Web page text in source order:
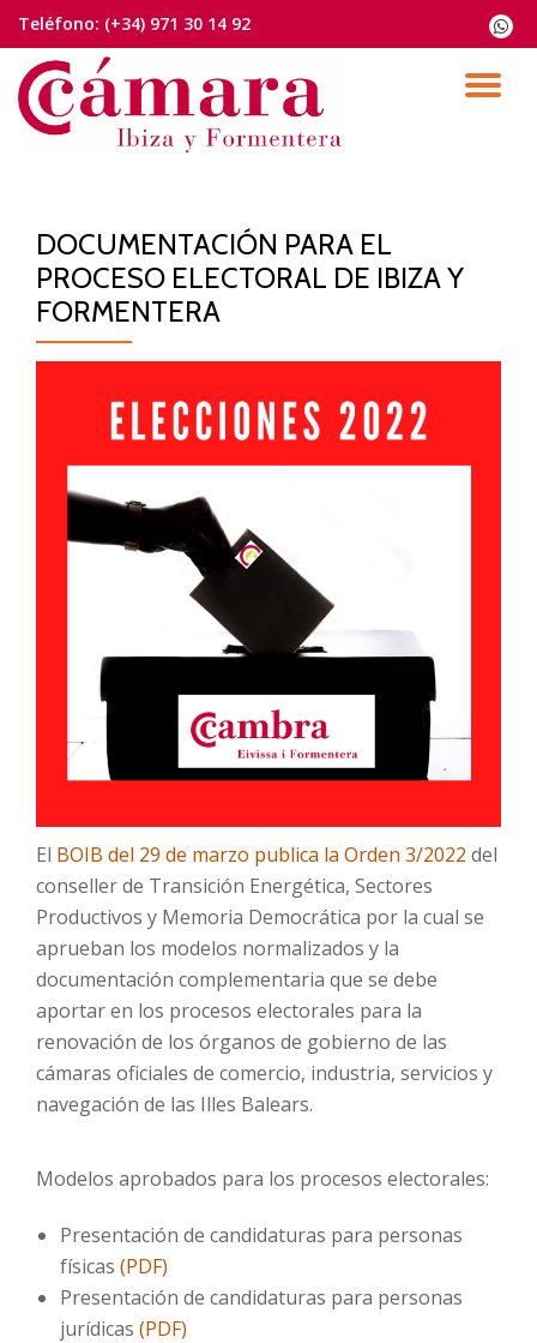
Saltar
contenido
Teléfono: (+34) 971 30 14 92
fa-
DOCUMENTACIÓN PARA EL
PROCESO ELECTORAL DE IBIZA Y
FORMENTERA
El BOIB del 29 de marzo publica la Orden 3/2022 del
conseller de Transición Energética, Sectores
Productivos y Memoria Democrática por la cual se
aprueban los modelos normalizados y la
documentación complementaria que se debe
aportar en los procesos electorales para la
renovación de los órganos de gobierno de las
cámaras oficiales de comercio, industria, servicios y
navegación de las Illes Balears.
Modelos aprobados para los procesos electorales:
Presentación de candidaturas para personas
físicas (PDF)
Presentación de candidaturas para personas
jurídicas (PDF)